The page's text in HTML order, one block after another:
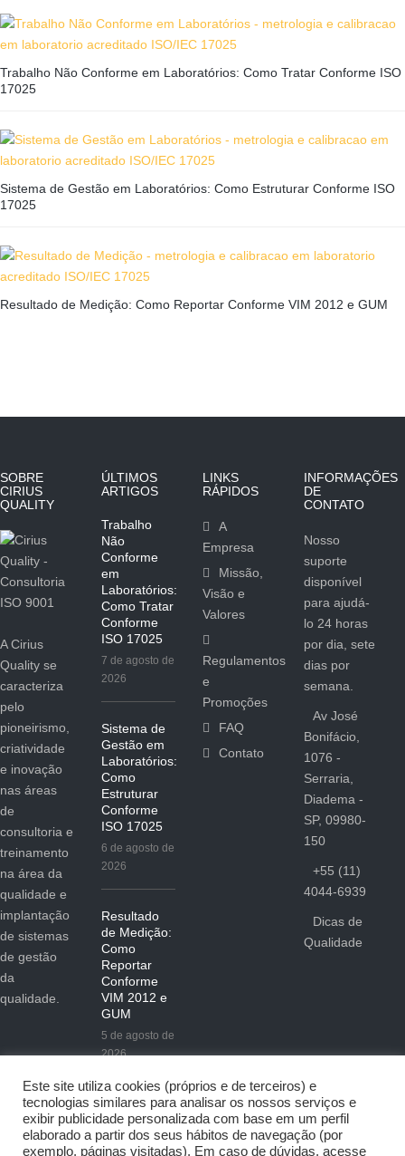
Trabalho Não Conforme em Laboratórios: Como Tratar Conforme ISO
17025
Sistema de Gestão em Laboratórios: Como Estruturar Conforme ISO
17025
Resultado de Medição: Como Reportar Conforme VIM 2012 e GUM
SOBRE
CIRIUS
QUALITY
A Cirius
Quality se
caracteriza
pelo
pioneirismo,
criatividade
e inovação
nas áreas
de
consultoria e
treinamento
na área da
qualidade e
implantação
de sistemas
de gestão
da
qualidade.
ÚLTIMOS
ARTIGOS
Trabalho
Não
Conforme
em
Laboratórios:
Como Tratar
Conforme
ISO 17025
7 de agosto de
2026
Sistema de
Gestão em
Laboratórios:
Como
Estruturar
Conforme
ISO 17025
6 de agosto de
2026
Resultado
de Medição:
Como
Reportar
Conforme
VIM 2012 e
GUM
5 de agosto de
2026
LINKS
RÁPIDOS
A
Empresa
Missão,
Visão e
Valores
Regulamentos
e
Promoções
FAQ
Contato
INFORMAÇÕES
DE
CONTATO
Nosso
suporte
disponível
para ajudá-
lo 24 horas
por dia, sete
dias por
semana.
Av José
Bonifácio,
1076 -
Serraria,
Diadema -
SP, 09980-
150
+55 (11)
4044-6939
Dicas de
Qualidade
Este site utiliza cookies (próprios e de terceiros) e
tecnologias similares para analisar os nossos serviços e
exibir publicidade personalizada com base em um perfil
elaborado a partir dos seus hábitos de navegação (por
exemplo, páginas visitadas). Em caso de dúvidas, acesse